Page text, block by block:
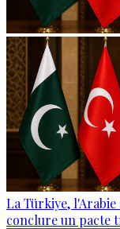
La Türkiye,
conclure un pacte